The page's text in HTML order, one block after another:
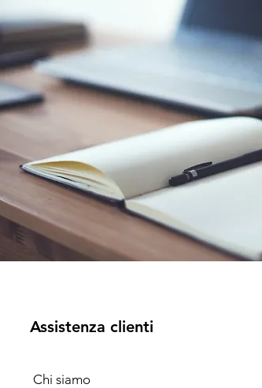
Assistenza clienti
Chi siamo